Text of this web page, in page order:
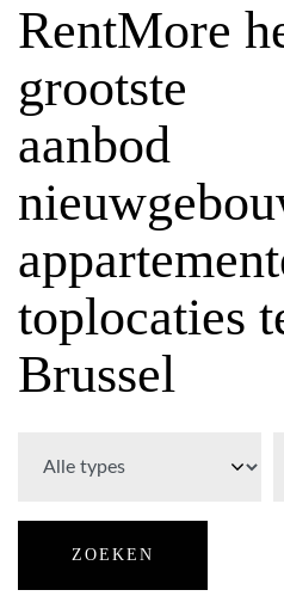
RentMore
grootste
aanbod
toplocaties
Brussel
ZOEKEN